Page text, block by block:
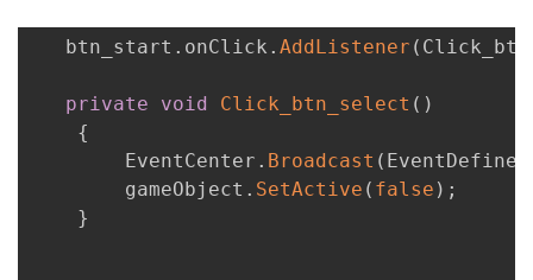
   btn_start
. onClick . AddListener (
private void Click_btn_select ( )
{
        EventCenter
. Broadcast ( EventDefine
        gameObject
. SetActive ( false ) ;
}